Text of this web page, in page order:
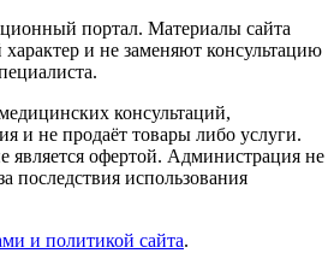
портал. Материалы сайта
и не заменяют консультацию
консультаций,
и не продаёт товары либо услуги.
является офертой. Администрация не
последствия использования
и политикой сайта.